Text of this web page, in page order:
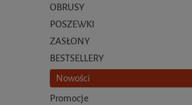
OBRUSY
POSZEWKI
ZASŁONY
BESTSELLERY
Nowości
Promocje